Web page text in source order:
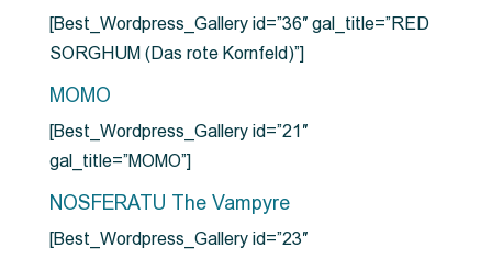
[Best_Wordpress_Gallery id=”36″ gal_title=”RED
SORGHUM (Das rote Kornfeld)”]
MOMO
[Best_Wordpress_Gallery id=”21″
gal_title=”MOMO”]
NOSFERATU The Vampyre
[Best_Wordpress_Gallery id=”23″